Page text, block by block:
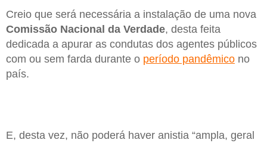
Creio que será necessária a instalação de uma nova
Comissão Nacional da Verdade, desta feita
dedicada a apurar as condutas dos agentes públicos
com ou sem farda durante o período pandêmico no
país.
E, desta vez, não poderá haver anistia “ampla, geral